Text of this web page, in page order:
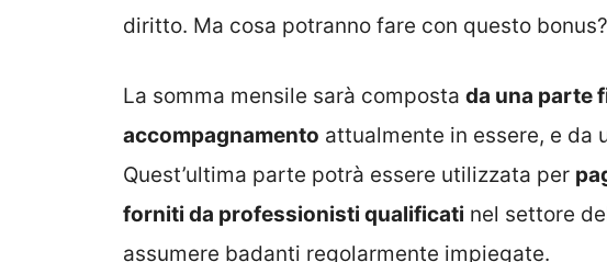
diritto. Ma cosa potranno fare con questo bonus?
La somma mensile sarà composta da una parte
accompagnamento attualmente in essere, e da
Quest’ultima parte potrà essere utilizzata per
forniti da professionisti qualificati nel settore
assumere badanti regolarmente impiegate.